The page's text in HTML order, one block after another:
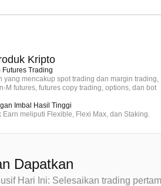
Kripto
Trading
yang mencakup spot trading dan margin trading,
M futures, futures copy trading, options, dan bot
Imbal Hasil Tinggi
Earn meliputi Flexible, Flexi Max, dan Staking.
Dapatkan
Hari Ini: Selesaikan trading